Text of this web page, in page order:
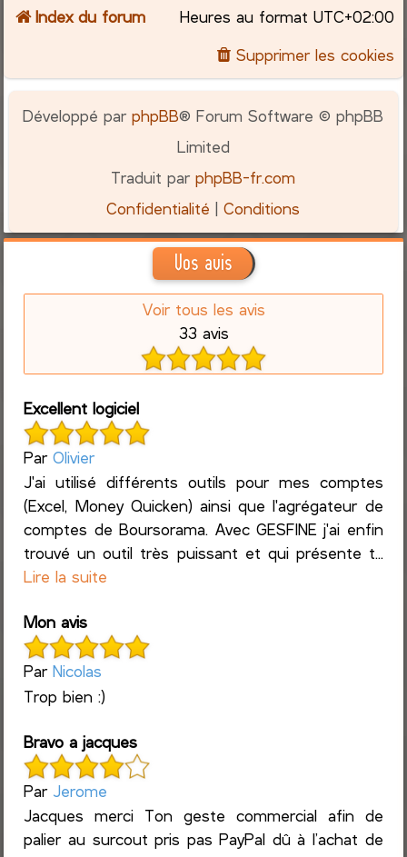
Index du forum Heures au format UTC+02:00
Supprimer les cookies
Développé parphpBB® Forum Software © phpBB
Limited
Traduit parphpBB-fr.com
Confidentialité |Conditions
Vos avis
Voir tous les avis
33 avis
Excellent logiciel
ParOlivier
J'ai utilisé différents outils pour mes comptes
(Excel, Money Quicken) ainsi que l'agrégateur de
comptes de Boursorama. Avec GESFINE j'ai enfin
trouvé un outil très puissant et qui présente t...
Lire la suite
Mon avis
ParNicolas
Trop bien :)
Bravo a jacques
Par Jerome
Jacques merci Ton geste commercial afin de
palier au surcout pris pas PayPal dû à l’achat de